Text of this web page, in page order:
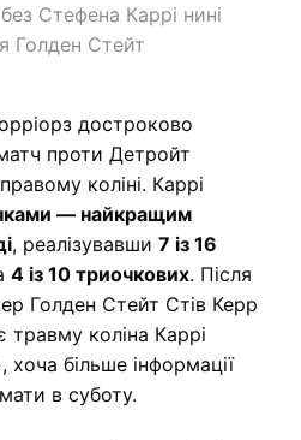
Стефена Каррі нині
Голден Стейт
достроково
проти Детройт
коліні. Каррі
— найкращим
, реалізувавши 7 із 16
4 із 10 триочкових. Після
Голден Стейт Стів Керр
коліна Каррі
більше інформації
в суботу.